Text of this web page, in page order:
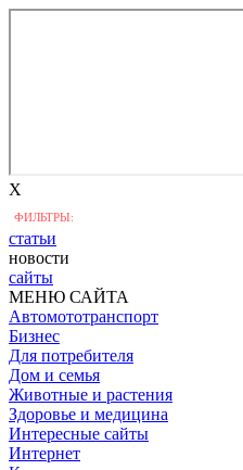
X
ФИЛЬТРЫ:
статьи
новости
сайты
МЕНЮ САЙТА
Автомототранспорт
Бизнес
Для потребителя
Дом и семья
Животные и растения
Здоровье и медицина
Интересные сайты
Интернет